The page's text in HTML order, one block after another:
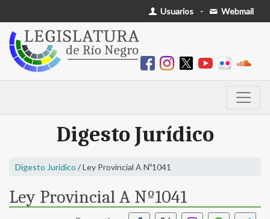
Usuarios - Webmail
Digesto Jurídico
Digesto Jurídico / Ley Provincial A Nº1041
Ley Provincial A Nº1041